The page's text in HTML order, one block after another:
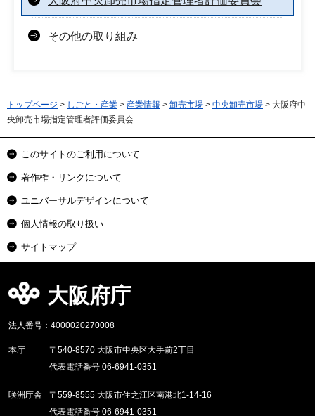
その他の取り組み
トップページ > しごと・産業 > 産業情報 > 卸売市場 > 中央卸売市場 > 大阪府中
央卸売市場指定管理者評価委員会
このサイトのご利用について
著作権・リンクについて
ユニバーサルデザインについて
個人情報の取り扱い
サイトマップ
大阪府庁
法人番号：4000020270008
本庁
〒540-8570 大阪市中央区大手前2丁目
代表電話番号 06-6941-0351
咲洲庁舎
〒559-8555 大阪市住之江区南港北1-14-16
代表電話番号 06-6941-0351